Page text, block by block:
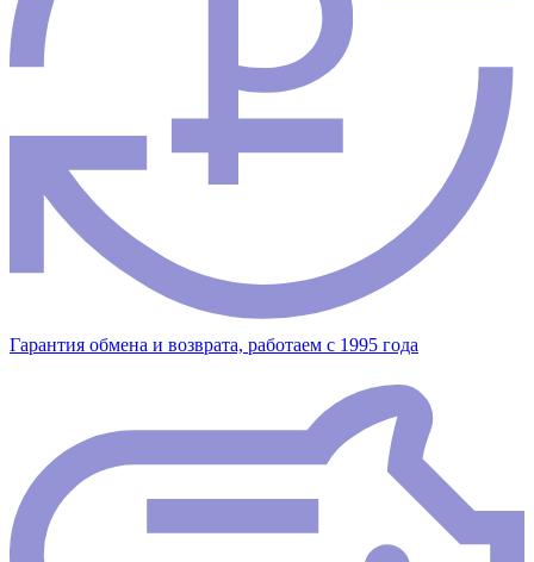
Гарантия обмена и возврата, работаем с 1995 года